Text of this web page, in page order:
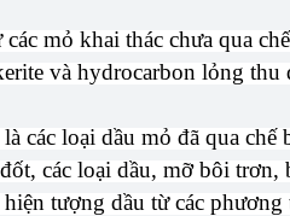
các mỏ khai thác chưa qua
và hydrocarbon lỏng
các loại dầu mỏ đã qua
các loại dầu, mỡ bôi trơn,
tượng dầu từ các